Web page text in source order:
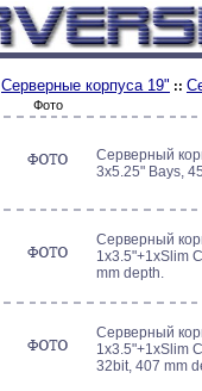
Серверные корпуса 19" ::
Фото
Серверный
3x5.25" Bays,
Серверный
1x3.5"+1xSlim
mm depth.
Серверный
1x3.5"+1xSlim
32bit, 407 mm